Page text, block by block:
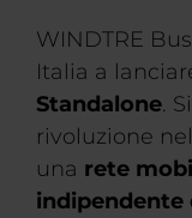
WINDTRE
Italia a
Standalone.
rivoluzione
una rete
indipendente